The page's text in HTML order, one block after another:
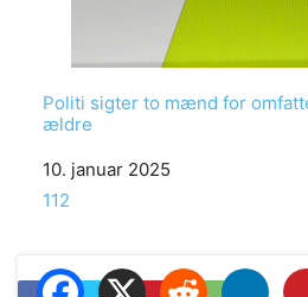
Politi sigter to mænd for
ældre
Date
10. januar 2025
In relation to
112